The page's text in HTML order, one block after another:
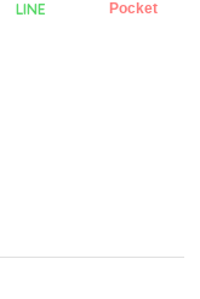
LINE Pocket